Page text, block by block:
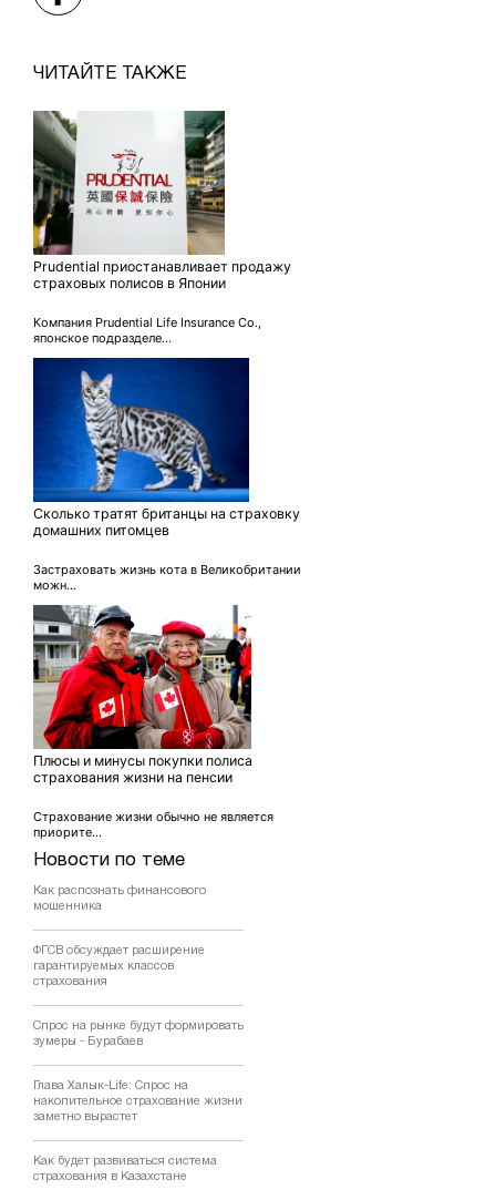
Новости по теме
Как распознать финансового
мошенника
ФГСВ обсуждает расширение
гарантируемых классов
страхования
Спрос на рынке будут формировать
зумеры - Бурабаев
Глава Халык-Life: Спрос на
накопительное страхование жизни
заметно вырастет
Как будет развиваться система
страхования в Казахстане
ЧИТАЙТЕ ТАКЖЕ
Prudential приостанавливает продажу
страховых полисов в Японии
Компания Prudential Life Insurance Co.,
японское подразделе...
Сколько тратят британцы на страховку
домашних питомцев
Застраховать жизнь кота в Великобритании
можн...
Плюсы и минусы покупки полиса
страхования жизни на пенсии
Страхование жизни обычно не является
приорите...